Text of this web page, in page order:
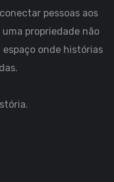
pessoas aos
propriedade não
onde histórias